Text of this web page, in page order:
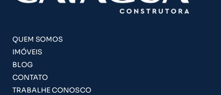
QUEM SOMOS
IMÓVEIS
BLOG
CONTATO
TRABALHE CONOSCO